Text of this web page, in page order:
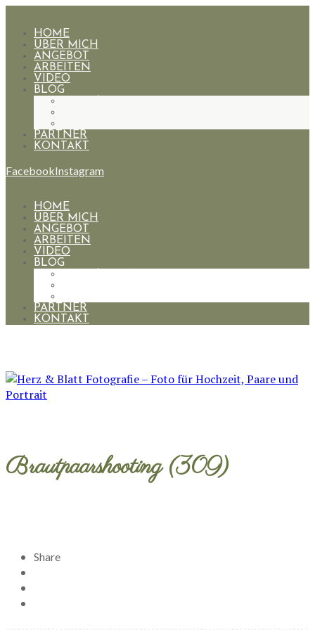
HOME
ÜBER MICH
ANGEBOT
ARBEITEN
VIDEO
BLOG
PARTNER
KONTAKT
FacebookInstagram
HOME
ÜBER MICH
ANGEBOT
ARBEITEN
VIDEO
BLOG
PARTNER
KONTAKT
Brautpaarshooting (309)
Share